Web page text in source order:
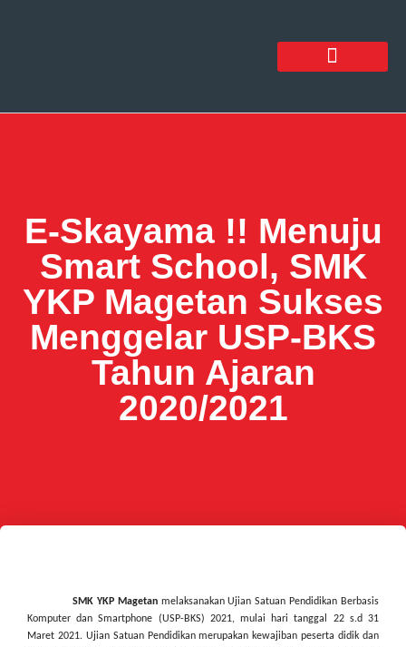
E-Skayama !! Menuju
Smart School, SMK
YKP Magetan Sukses
Menggelar USP-BKS
Tahun Ajaran
2020/2021
             SMK YKP Magetan
melaksanakan Ujian Satuan Pendidikan Berbasis
Komputer dan Smartphone (USP-BKS) 2021, mulai hari tanggal 22 s.d 31
Maret 2021. Ujian Satuan Pendidikan merupakan kewajiban peserta didik dan